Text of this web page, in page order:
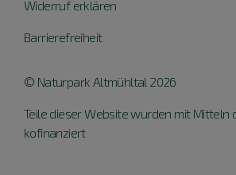
Widerruf erklären
Barrierefreiheit
© Naturpark Altmühltal 2026
Teile dieser Website wurden mit Mitteln
kofinanziert